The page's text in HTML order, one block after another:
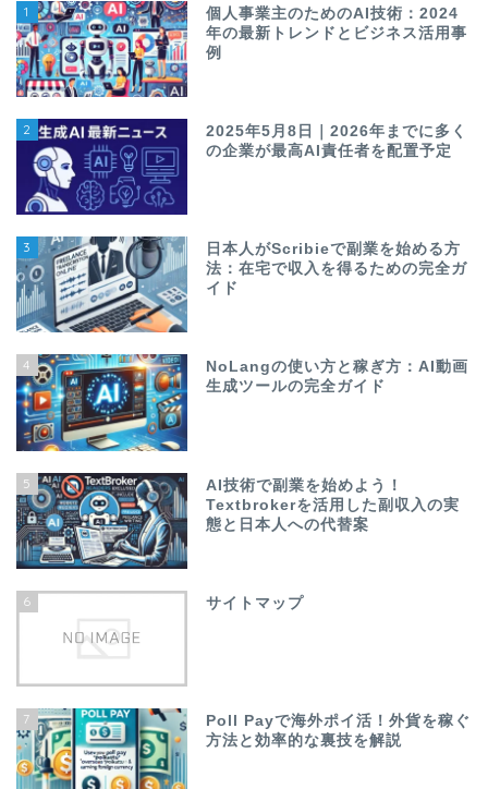
1
個人事業主のためのAI技術：2024
年の最新トレンドとビジネス活用事
例
2
2025年5月8日｜2026年までに多く
の企業が最高AI責任者を配置予定
3
日本人がScribieで副業を始める方
法：在宅で収入を得るための完全ガ
イド
4
NoLangの使い方と稼ぎ方：AI動画
生成ツールの完全ガイド
5
AI技術で副業を始めよう！
Textbrokerを活用した副収入の実
態と日本人への代替案
6 サイトマップ
7
Poll Payで海外ポイ活！外貨を稼ぐ
方法と効率的な裏技を解説